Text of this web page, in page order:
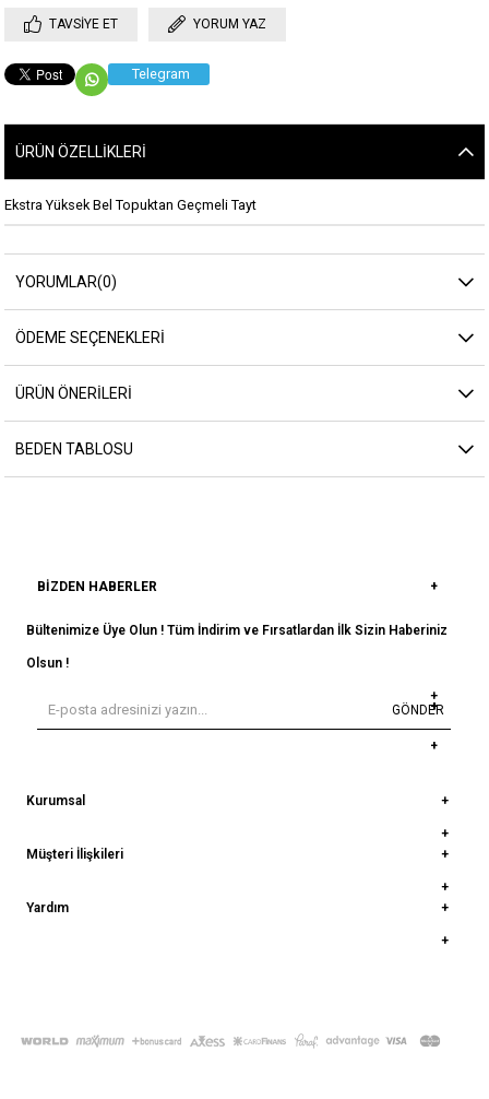
TAVSIYE ET YORUM YAZ
Telegram
ÜRÜN ÖZELLIKLERI
Ekstra Yüksek Bel Topuktan Geçmeli Tayt
YORUMLAR(0)
ÖDEME SEÇENEKLERI
ÜRÜN ÖNERILERI
BEDEN TABLOSU
BIZDEN HABERLER
Bültenimize Üye Olun ! Tüm İndirim ve Fırsatlardan İlk Sizin Haberiniz
Olsun !
GÖNDER
Kurumsal
Müşteri İlişkileri
Yardım